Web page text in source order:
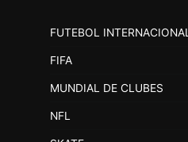
FUTEBOL INTERNACIONAL
FIFA
MUNDIAL DE CLUBES
NFL